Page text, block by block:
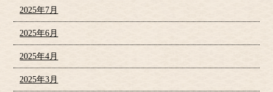
2025年7月
2025年6月
2025年4月
2025年3月